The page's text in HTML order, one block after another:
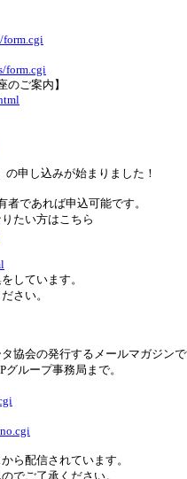
form.cgi
form.cgi
のご案内】
申し込みが始まりました！
であれば申込可能です。
たい方はこちら
しています。
さい。
協会の発行するメールマガジン
ループ事務局まで。
ら配信されています。
でご了承ください。